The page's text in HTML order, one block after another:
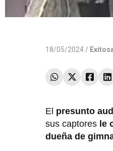
18/05/2024 /
El presunto
sus captores le
dueña de